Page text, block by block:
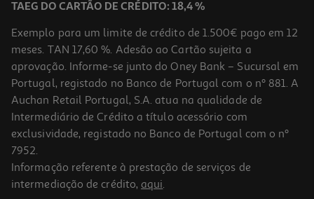
Ambientador Automóvel Loop Aroma Car Gel Aqua
TAEG DO CARTÃO DE CRÉDITO: 18,4 %
Exemplo para um limite de crédito de 1.500€ pago em 12
meses. TAN 17,60 %. Adesão ao Cartão sujeita a
aprovação. Informe-se junto do Oney Bank – Sucursal em
Portugal, registado no Banco de Portugal com o nº 881. A
Auchan Retail Portugal, S.A. atua na qualidade de
Intermediário de Crédito a título acessório com
exclusividade, registado no Banco de Portugal com o nº
7952.
Informação referente à prestação de serviços de
intermediação de crédito, aqui.